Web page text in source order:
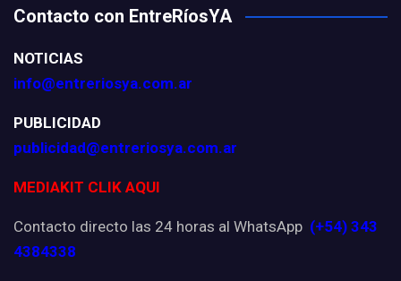
Contacto con EntreRíosYA
NOTICIAS
info@entreriosya.com.ar
PUBLICIDAD
publicidad@entreriosya.com.ar
MEDIAKIT CLIK AQUI
Contacto directo las 24 horas al WhatsApp (+54) 343
4384338